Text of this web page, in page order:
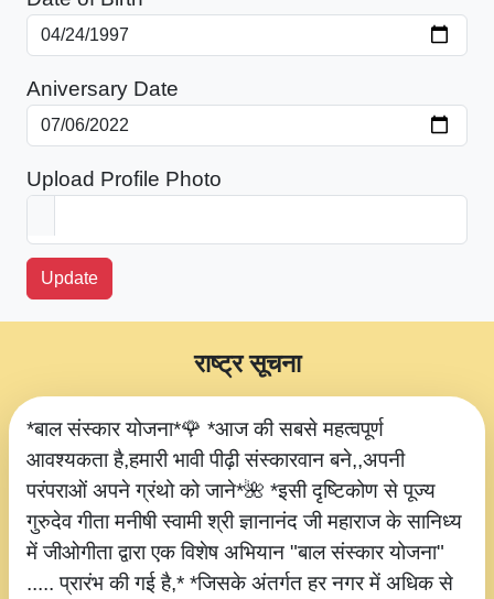
Aniversary Date
Upload Profile Photo
Update
*बाल संस्कार योजना*🌹 *आज की सबसे महत्वपूर्ण
आवश्यकता है,हमारी भावी पीढ़ी संस्कारवान बने,,अपनी
परंपराओं अपने ग्रंथो को जाने*🌺 *इसी दृष्टिकोण से पूज्य
गुरुदेव गीता मनीषी स्वामी श्री ज्ञानानंद जी महाराज के सानिध्य
में जीओगीता द्वारा एक विशेष अभियान "बाल संस्कार योजना"
..... प्रारंभ की गई है,* *जिसके अंतर्गत हर नगर में अधिक से
राष्ट्र सूचना